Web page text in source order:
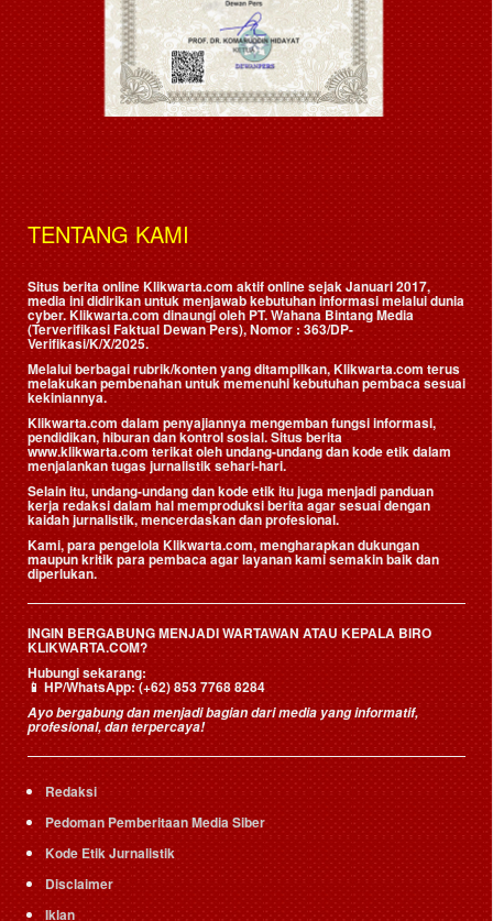
TENTANG KAMI
Situs berita online Klikwarta.com aktif online sejak Januari 2017,
media ini didirikan untuk menjawab kebutuhan informasi melalui dunia
cyber. Klikwarta.com dinaungi oleh PT. Wahana Bintang Media
(Terverifikasi Faktual Dewan Pers), Nomor : 363/DP-
Verifikasi/K/X/2025.
Melalui berbagai rubrik/konten yang ditampilkan, Klikwarta.com terus
melakukan pembenahan untuk memenuhi kebutuhan pembaca sesuai
kekiniannya.
Klikwarta.com dalam penyajiannya mengemban fungsi informasi,
pendidikan, hiburan dan kontrol sosial. Situs berita
www.klikwarta.com terikat oleh undang-undang dan kode etik dalam
menjalankan tugas jurnalistik sehari-hari.
Selain itu, undang-undang dan kode etik itu juga menjadi panduan
kerja redaksi dalam hal memproduksi berita agar sesuai dengan
kaidah jurnalistik, mencerdaskan dan profesional.
Kami, para pengelola Klikwarta.com, mengharapkan dukungan
maupun kritik para pembaca agar layanan kami semakin baik dan
diperlukan.
INGIN BERGABUNG MENJADI WARTAWAN ATAU KEPALA BIRO
KLIKWARTA.COM?
Hubungi sekarang:
📱HP/WhatsApp:(+62) 853 7768 8284
Ayo bergabung dan menjadi bagian dari media yang informatif,
profesional, dan terpercaya!
Redaksi
Pedoman Pemberitaan Media Siber
Kode Etik Jurnalistik
Disclaimer
Iklan